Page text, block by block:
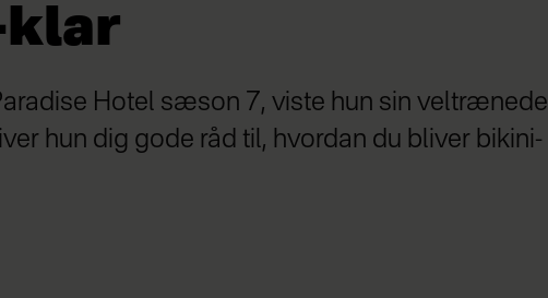
Hotel sæson 7, viste hun sin veltrænede
hun dig gode råd til, hvordan du bliver bikini-